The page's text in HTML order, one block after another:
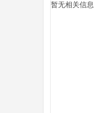
暂无相关信息